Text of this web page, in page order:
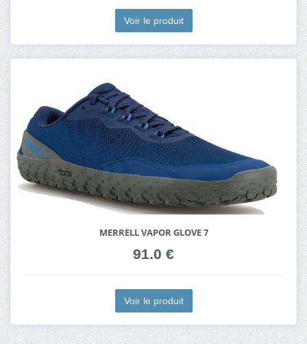
Voir le produit
MERRELL VAPOR GLOVE 7
91.0 €
Voir le produit